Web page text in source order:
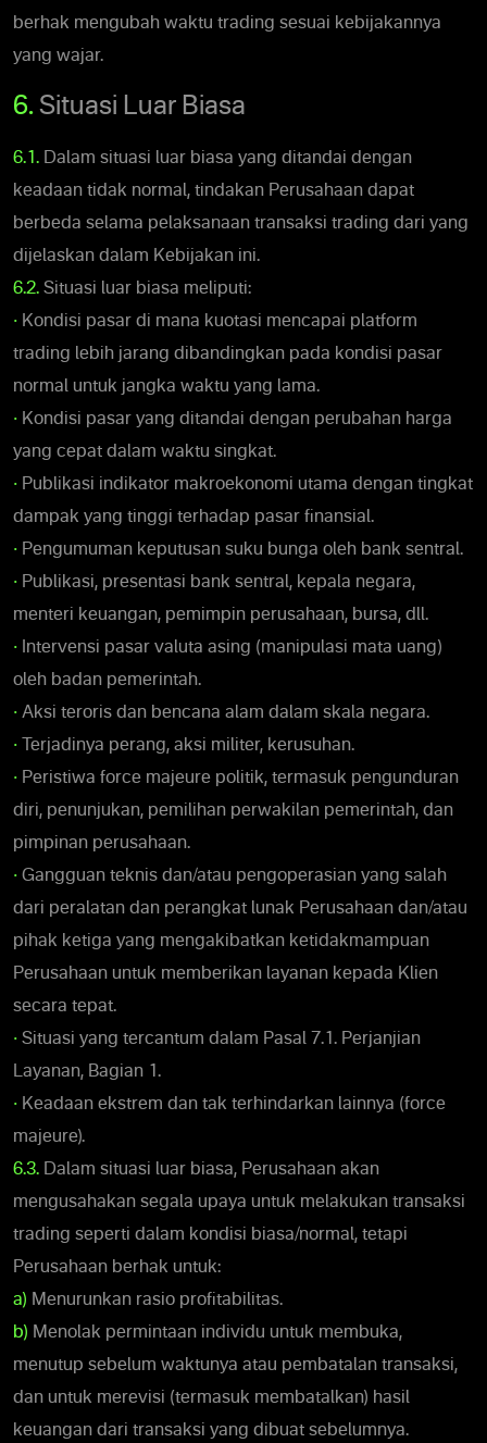
berhak mengubah waktu trading sesuai kebijakannya
yang wajar.
6. Situasi Luar Biasa
6.1. Dalam situasi luar biasa yang ditandai dengan
keadaan tidak normal, tindakan Perusahaan dapat
berbeda selama pelaksanaan transaksi trading dari yang
dijelaskan dalam Kebijakan ini.
6.2. Situasi luar biasa meliputi:
• Kondisi pasar di mana kuotasi mencapai platform
trading lebih jarang dibandingkan pada kondisi pasar
normal untuk jangka waktu yang lama.
• Kondisi pasar yang ditandai dengan perubahan harga
yang cepat dalam waktu singkat.
• Publikasi indikator makroekonomi utama dengan tingkat
dampak yang tinggi terhadap pasar finansial.
• Pengumuman keputusan suku bunga oleh bank sentral.
• Publikasi, presentasi bank sentral, kepala negara,
menteri keuangan, pemimpin perusahaan, bursa, dll.
• Intervensi pasar valuta asing (manipulasi mata uang)
oleh badan pemerintah.
• Aksi teroris dan bencana alam dalam skala negara.
• Terjadinya perang, aksi militer, kerusuhan.
• Peristiwa force majeure politik, termasuk pengunduran
diri, penunjukan, pemilihan perwakilan pemerintah, dan
pimpinan perusahaan.
• Gangguan teknis dan/atau pengoperasian yang salah
dari peralatan dan perangkat lunak Perusahaan dan/atau
pihak ketiga yang mengakibatkan ketidakmampuan
Perusahaan untuk memberikan layanan kepada Klien
secara tepat.
• Situasi yang tercantum dalam Pasal 7.1. Perjanjian
Layanan, Bagian 1.
• Keadaan ekstrem dan tak terhindarkan lainnya (force
majeure).
6.3. Dalam situasi luar biasa, Perusahaan akan
mengusahakan segala upaya untuk melakukan transaksi
trading seperti dalam kondisi biasa/normal, tetapi
Perusahaan berhak untuk:
a) Menurunkan rasio profitabilitas.
b) Menolak permintaan individu untuk membuka,
menutup sebelum waktunya atau pembatalan transaksi,
dan untuk merevisi (termasuk membatalkan) hasil
keuangan dari transaksi yang dibuat sebelumnya.